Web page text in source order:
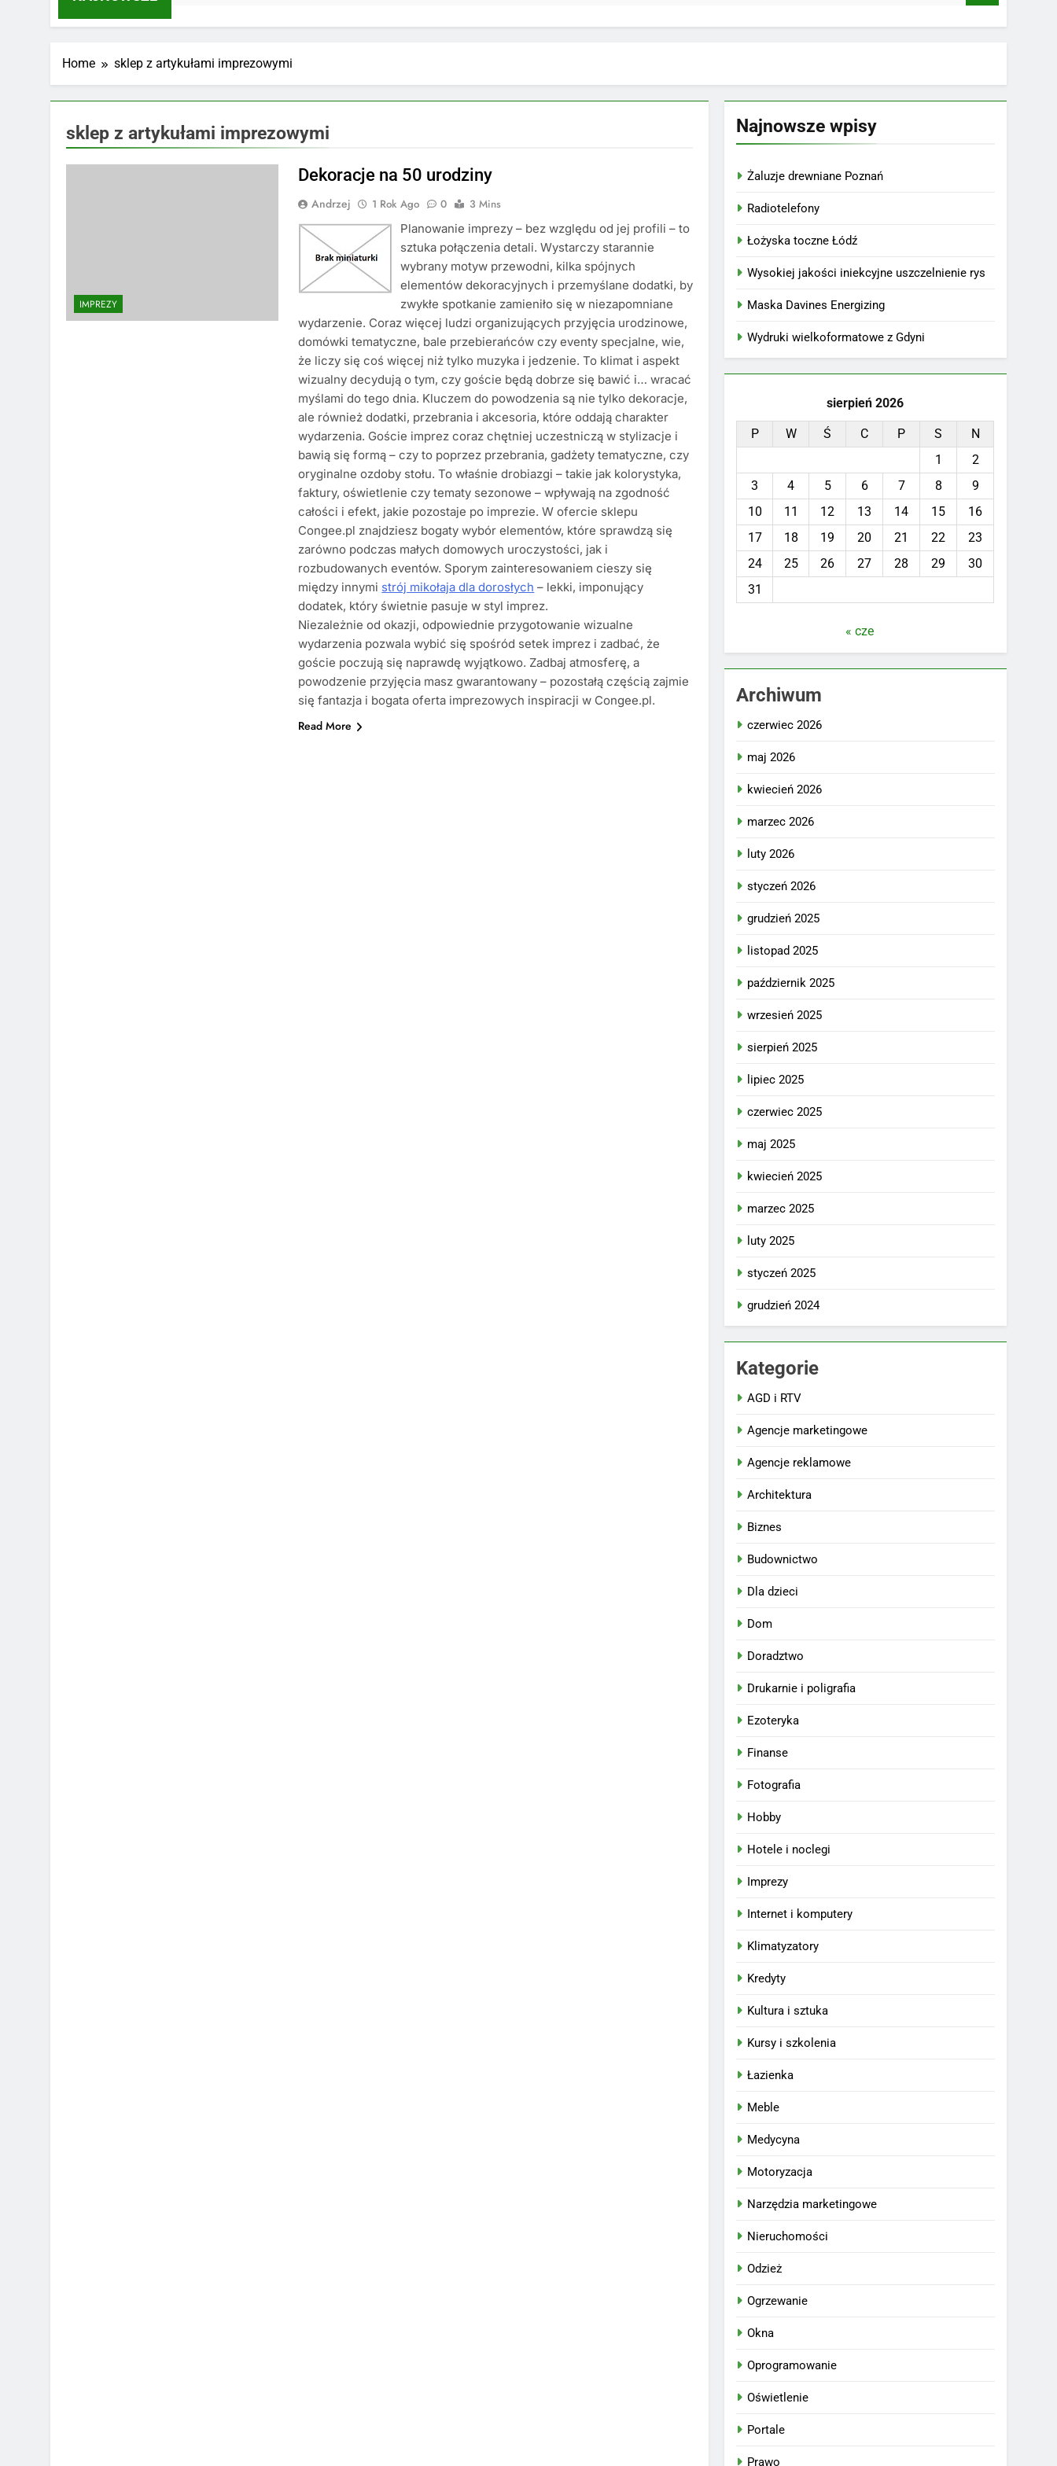
Home sklep z artykułami imprezowymi
sklep z artykułami imprezowymi
IMPREZY
Dekoracje na 50 urodziny
Andrzej 1 Rok Ago 0
3 Mins
Planowanie imprezy – bez względu od jej profili – to
sztuka połączenia detali. Wystarczy starannie
wybrany motyw przewodni, kilka spójnych
elementów dekoracyjnych i przemyślane dodatki, by
zwykłe spotkanie zamieniło się w niezapomniane
wydarzenie. Coraz więcej ludzi organizujących przyjęcia urodzinowe,
domówki tematyczne, bale przebierańców czy eventy specjalne, wie,
że liczy się coś więcej niż tylko muzyka i jedzenie. To klimat i aspekt
wizualny decydują o tym, czy goście będą dobrze się bawić i… wracać
myślami do tego dnia. Kluczem do powodzenia są nie tylko dekoracje,
ale również dodatki, przebrania i akcesoria, które oddają charakter
wydarzenia. Goście imprez coraz chętniej uczestniczą w stylizacje i
bawią się formą – czy to poprzez przebrania, gadżety tematyczne, czy
oryginalne ozdoby stołu. To właśnie drobiazgi – takie jak kolorystyka,
faktury, oświetlenie czy tematy sezonowe – wpływają na zgodność
całości i efekt, jakie pozostaje po imprezie. W ofercie sklepu
Congee.pl znajdziesz bogaty wybór elementów, które sprawdzą się
zarówno podczas małych domowych uroczystości, jak i
rozbudowanych eventów. Sporym zainteresowaniem cieszy się
między innymi strój mikołaja dla dorosłych – lekki, imponujący
dodatek, który świetnie pasuje w styl imprez.
Niezależnie od okazji, odpowiednie przygotowanie wizualne
wydarzenia pozwala wybić się spośród setek imprez i zadbać, że
goście poczują się naprawdę wyjątkowo. Zadbaj atmosferę, a
powodzenie przyjęcia masz gwarantowany – pozostałą częścią zajmie
się fantazja i bogata oferta imprezowych inspiracji w Congee.pl.
Read More
Najnowsze wpisy
Żaluzje drewniane Poznań
Radiotelefony
Łożyska toczne Łódź
Wysokiej jakości iniekcyjne uszczelnienie rys
Maska Davines Energizing
Wydruki wielkoformatowe z Gdyni
sierpień 2026
P W Ś C P S
N
1
2
3
4 5 6 7 8
9
10
11 12 13 14 15
16
17
18 19 20 21 22
23
24
25 26 27 28 29
30
31
« cze
Archiwum
czerwiec 2026
maj 2026
kwiecień 2026
marzec 2026
luty 2026
styczeń 2026
grudzień 2025
listopad 2025
październik 2025
wrzesień 2025
sierpień 2025
lipiec 2025
czerwiec 2025
maj 2025
kwiecień 2025
marzec 2025
luty 2025
styczeń 2025
grudzień 2024
Kategorie
AGD i RTV
Agencje marketingowe
Agencje reklamowe
Architektura
Biznes
Budownictwo
Dla dzieci
Dom
Doradztwo
Drukarnie i poligrafia
Ezoteryka
Finanse
Fotografia
Hobby
Hotele i noclegi
Imprezy
Internet i komputery
Klimatyzatory
Kredyty
Kultura i sztuka
Kursy i szkolenia
Łazienka
Meble
Medycyna
Motoryzacja
Narzędzia marketingowe
Nieruchomości
Odzież
Ogrzewanie
Okna
Oprogramowanie
Oświetlenie
Portale
Prawo